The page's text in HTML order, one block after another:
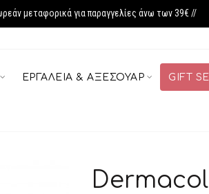
μεταφορικά για παραγγελίες άνω των 39€ //
ΕΡΓΑΛΕΊΑ & ΑΞΕΣΟΥΆΡ GIFT